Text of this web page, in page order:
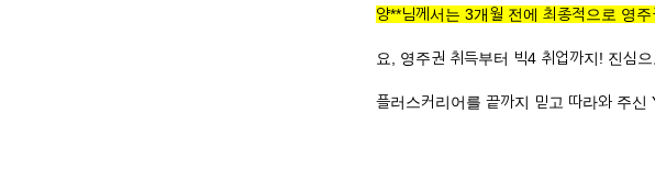
양**님께서는 3개월 전에 최종적으로 영주
요, 영주권 취득부터 빅4 취업까지! 진심
플러스커리어를 끝까지 믿고 따라와 주